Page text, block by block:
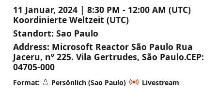
11 Januar, 2024 | 8:30 PM - 12:00 AM (UTC)
Koordinierte Weltzeit (UTC)
Standort: Sao Paulo
Address: Microsoft Reactor São Paulo Rua
Jaceru, nº 225. Vila Gertrudes, São Paulo.CEP:
04705-000
Format: Persönlich (Sao Paulo)
Livestream